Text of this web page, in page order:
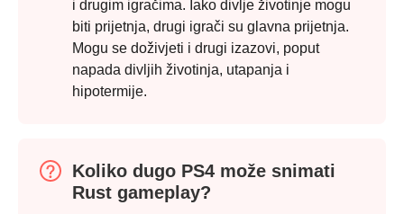
i drugim igračima. Iako divlje životinje mogu
biti prijetnja, drugi igrači su glavna prijetnja.
Mogu se doživjeti i drugi izazovi, poput
napada divljih životinja, utapanja i
hipotermije.
Koliko dugo PS4 može snimati
Rust gameplay?